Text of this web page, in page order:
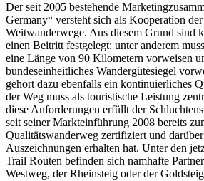
Der seit 2005 bestehende
Germany“ versteht sich als Kooperation
Weitwanderwege. Aus diesem Grund sind
einen Beitritt festgelegt: unter anderem
eine Länge von 90 Kilometern vorweisen
bundeseinheitliches Wandergütesiegel
gehört dazu ebenfalls ein kontinuierliches
der Weg muss als touristische Leistung
diese Anforderungen erfüllt der
seit seiner Markteinführung 2008 bereits
Qualitätswanderweg zertifiziert und
Auszeichnungen erhalten hat. Unter den
Trail Routen befinden sich namhafte
Westweg, der Rheinsteig oder der